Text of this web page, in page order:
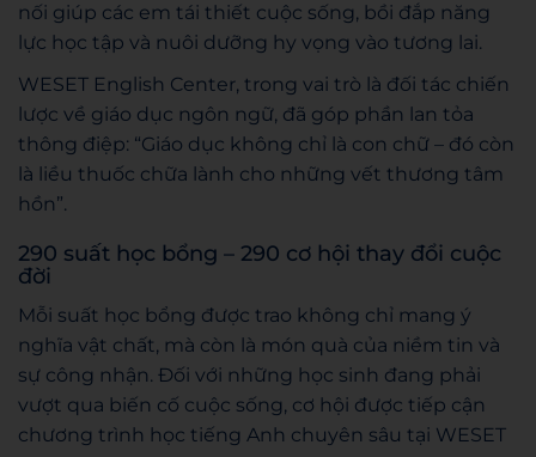
nối giúp các em tái thiết cuộc sống, bồi đắp năng
lực học tập và nuôi dưỡng hy vọng vào tương lai.
WESET English Center, trong vai trò là đối tác chiến
lược về giáo dục ngôn ngữ, đã góp phần lan tỏa
thông điệp: “Giáo dục không chỉ là con chữ – đó còn
là liều thuốc chữa lành cho những vết thương tâm
hồn”.
290 suất học bổng – 290 cơ hội thay đổi cuộc
đời
Mỗi suất học bổng được trao không chỉ mang ý
nghĩa vật chất, mà còn là món quà của niềm tin và
sự công nhận. Đối với những học sinh đang phải
vượt qua biến cố cuộc sống, cơ hội được tiếp cận
chương trình học tiếng Anh chuyên sâu tại WESET